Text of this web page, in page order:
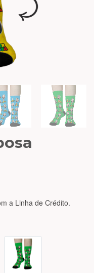
a Linha de Crédito.